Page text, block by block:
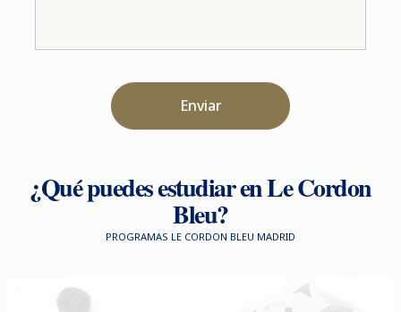
Enviar
¿Qué puedes estudiar en Le Cordon
Bleu?
PROGRAMAS LE CORDON BLEU MADRID